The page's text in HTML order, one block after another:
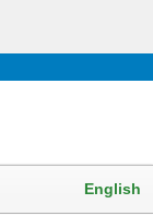
English